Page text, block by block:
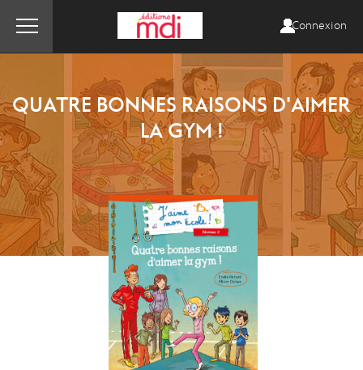
Connexion
QUATRE BONNES RAISONS D'AIMER
LA GYM !